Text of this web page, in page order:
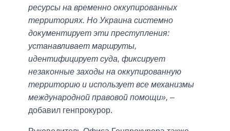
ресурсы на временно оккупированных
территориях. Но Украина системно
документирует эти преступления:
устанавливает маршруты,
идентифицирует суда, фиксирует
незаконные заходы на оккупированную
территорию и использует все механизмы
международной правовой помощи», –
добавил генпрокурор.